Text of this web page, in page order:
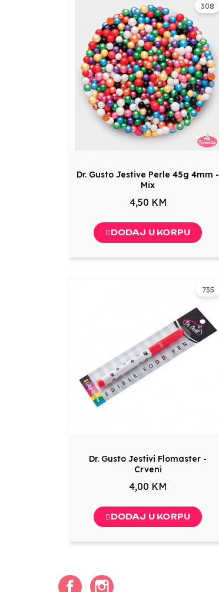
308
Dr. Gusto Jestive Perle 45g 4mm -
Mix
4,50 KM
DODAJ U KORPU
735
Dr. Gusto Jestivi Flomaster -
Crveni
4,00 KM
DODAJ U KORPU
Facebook